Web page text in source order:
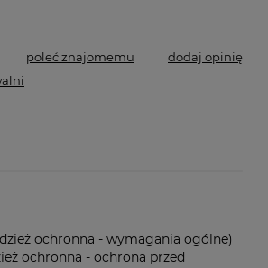
poleć znajomemu
dodaj opinię
ochronna - wymagania ogólne)
ochronna - ochrona przed